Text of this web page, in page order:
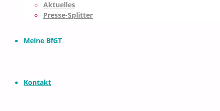
Aktuelles
Presse-Splitter
Meine BfGT
Kontakt